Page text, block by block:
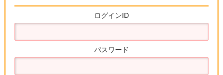
ログインID
パスワード